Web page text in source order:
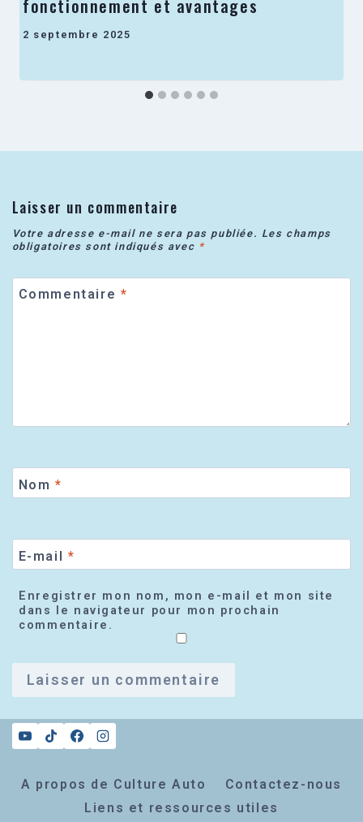
fonctionnement et avantages
2 septembre 2025
Laisser un commentaire
Votre adresse e-mail ne sera pas publiée. Les champs
obligatoires sont indiqués avec *
Commentaire *
Nom *
E-mail *
Enregistrer mon nom, mon e-mail et mon site
dans le navigateur pour mon prochain
commentaire.
A propos de Culture Auto
Contactez-nous
Liens et ressources utiles